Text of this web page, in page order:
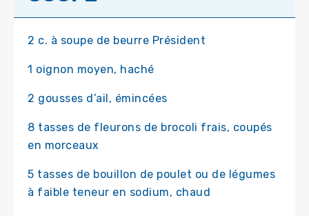
2 c. à soupe de beurre Président
1 oignon moyen, haché
2 gousses d’ail, émincées
8 tasses de fleurons de brocoli frais, coupés
en morceaux
5 tasses de bouillon de poulet ou de légumes
à faible teneur en sodium, chaud